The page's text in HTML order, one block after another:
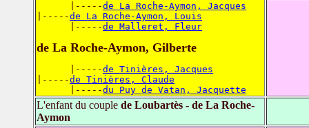
      |-----
de La Roche-Aymon, Jacques
|-----de La Roche-Aymon, Louis
      |-----
de Malleret, Fleur
de La Roche-Aymon, Gilberte
      |-----
de Tinières, Jacques
|-----de Tinières, Claude
      |-----
du Puy de Vatan, Jacquette
L'enfant du couple de Loubartès - de La Roche-
Aymon